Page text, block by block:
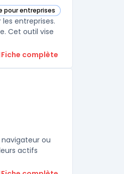
pour entreprises
catégorie
entreprises.
Cet outil vise
Fiche complète
ou
actifs